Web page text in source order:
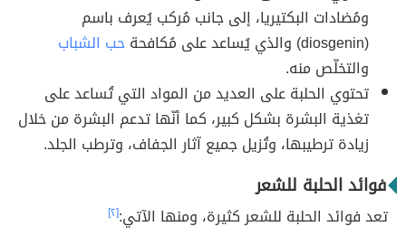
ومُضادات البكتيريا، إلى جانب مُركب يُعرف باسم
(diosgenin) والذي يُساعد على مُكافحة
حب الشباب
والتخلّص منه.
تحتوي الحلبة على العديد من المواد التي تُساعد على
تغذية البشرة بشكل كبير، كما أنّها تدعم البشرة من خلال
زيادة ترطيبها، وتُزيل جميع آثار الجفاف، وترطب الجلد.
فوائد الحلبة للشعر
تعد فوائد الحلبة للشعر كثيرة، ومنها الآتي:[٢]